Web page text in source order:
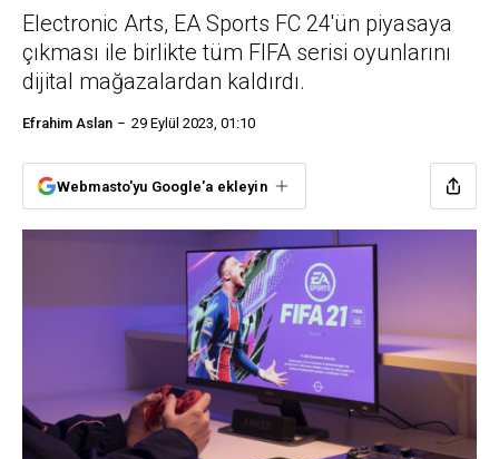
Electronic Arts, EA Sports FC 24'ün piyasaya
çıkması ile birlikte tüm FIFA serisi oyunlarını
dijital mağazalardan kaldırdı.
Efrahim Aslan 29 Eylül 2023, 01:10
Webmasto'yu Google'a ekleyin